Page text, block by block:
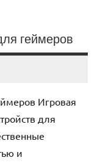
геймеров
Игровая
для
и